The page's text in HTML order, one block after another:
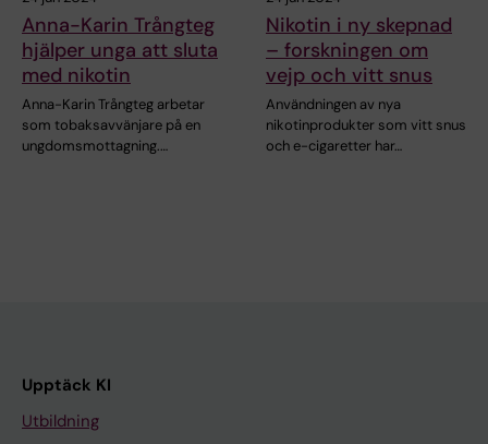
Anna-Karin Trångteg
hjälper unga att sluta
med nikotin
Anna-Karin Trångteg arbetar
som tobaksavvänjare på en
ungdomsmottagning.…
Nikotin i ny skepnad
– forskningen om
vejp och vitt snus
Användningen av nya
nikotinprodukter som vitt snus
och e-cigaretter har…
Upptäck KI
Utbildning